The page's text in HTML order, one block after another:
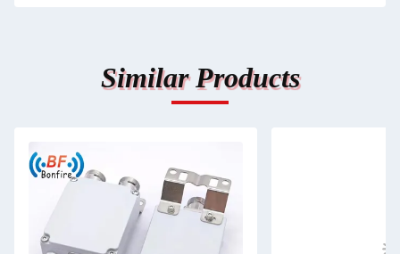
Similar Products